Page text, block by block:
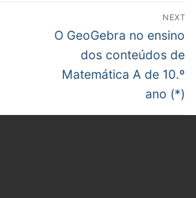
NEXT
Next
O GeoGebra no ensino
dos conteúdos de
Matemática A de 10.º
ano (*)